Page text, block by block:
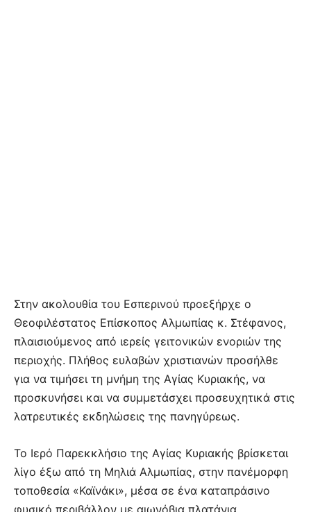
Στην ακολουθία του Εσπερινού προεξήρχε ο
Θεοφιλέστατος Επίσκοπος Αλμωπίας κ. Στέφανος,
πλαισιούμενος από ιερείς γειτονικών ενοριών της
περιοχής. Πλήθος ευλαβών χριστιανών προσήλθε
για να τιμήσει τη μνήμη της Αγίας Κυριακής, να
προσκυνήσει και να συμμετάσχει προσευχητικά στις
λατρευτικές εκδηλώσεις της πανηγύρεως.
Το Ιερό Παρεκκλήσιο της Αγίας Κυριακής βρίσκεται
λίγο έξω από τη Μηλιά Αλμωπίας, στην πανέμορφη
τοποθεσία «Καϊνάκι», μέσα σε ένα καταπράσινο
φυσικό περιβάλλον με αιωνόβια πλατάνια,